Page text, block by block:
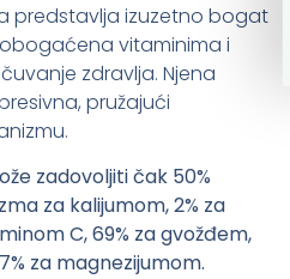
predstavlja izuzetno bogat
vitaminima i
zdravlja. Njena
pružajući
zadovoljiti čak 50%
za kalijumom, 2% za
C, 69% za gvožđem,
za magnezijumom.